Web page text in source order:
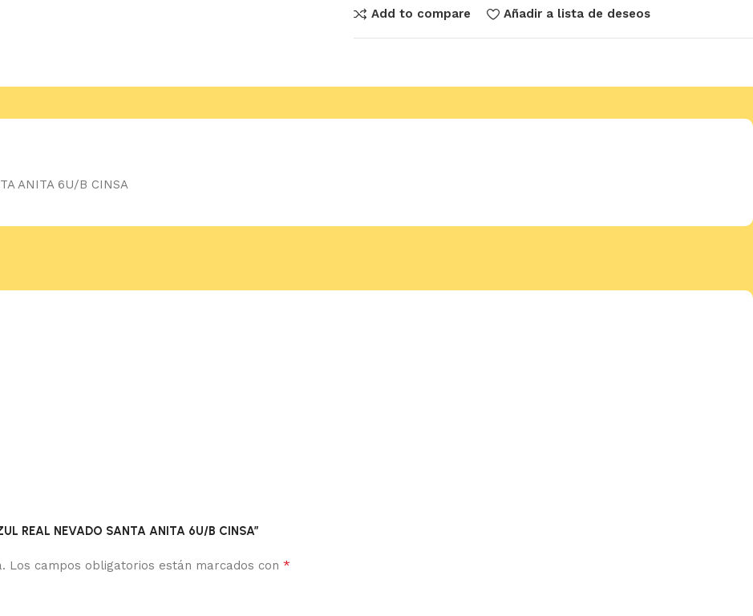
Add to compare Añadir a lista de deseos
ANITA 6U/B CINSA
REAL NEVADO SANTA ANITA 6U/B CINSA”
Los campos obligatorios están marcados con *